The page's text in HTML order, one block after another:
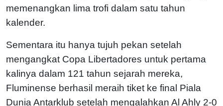
memenangkan lima trofi dalam satu tahun
kalender.
Sementara itu hanya tujuh pekan setelah
mengangkat Copa Libertadores untuk pertama
kalinya dalam 121 tahun sejarah mereka,
Fluminense berhasil meraih tiket ke final Piala
Dunia Antarklub setelah mengalahkan Al Ahly 2-0